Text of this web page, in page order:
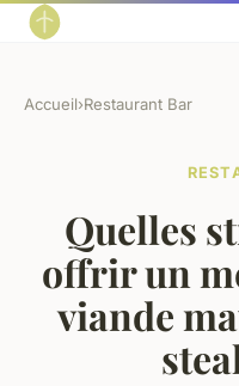
Accueil›Restaurant Bar
Quelles
offrir un
viande